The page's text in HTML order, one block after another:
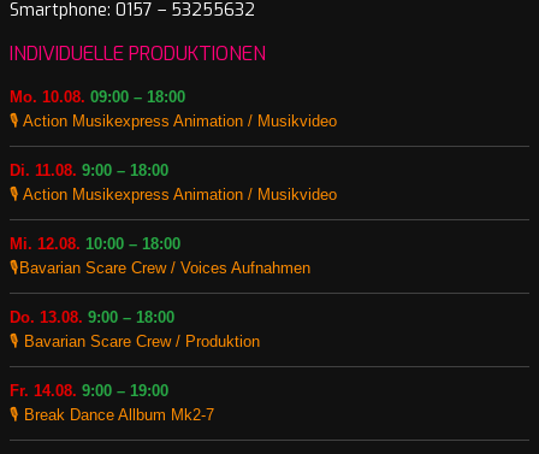
Smartphone: 0157 – 53255632
INDIVIDUELLE PRODUKTIONEN
Mo. 10.08. 09:00 – 18:00
🎙️ Action Musikexpress Animation / Musikvideo
Di. 11.08. 9:00 – 18:00
🎙️ Action Musikexpress Animation / Musikvideo
Mi. 12.08. 10:00 – 18:00
🎙️Bavarian Scare Crew / Voices Aufnahmen
Do. 13.08. 9:00 – 18:00
🎙️ Bavarian Scare Crew / Produktion
Fr. 14.08. 9:00 – 19:00
🎙️ Break Dance Allbum Mk2-7